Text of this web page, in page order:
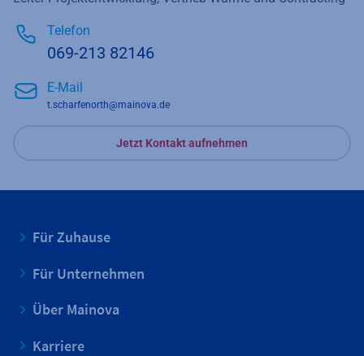
Telefon
069-213 82146
E-Mail
t.scharfenorth@mainova.de
Jetzt Kontakt aufnehmen
Für Zuhause
Für Unternehmen
Über Mainova
Karriere